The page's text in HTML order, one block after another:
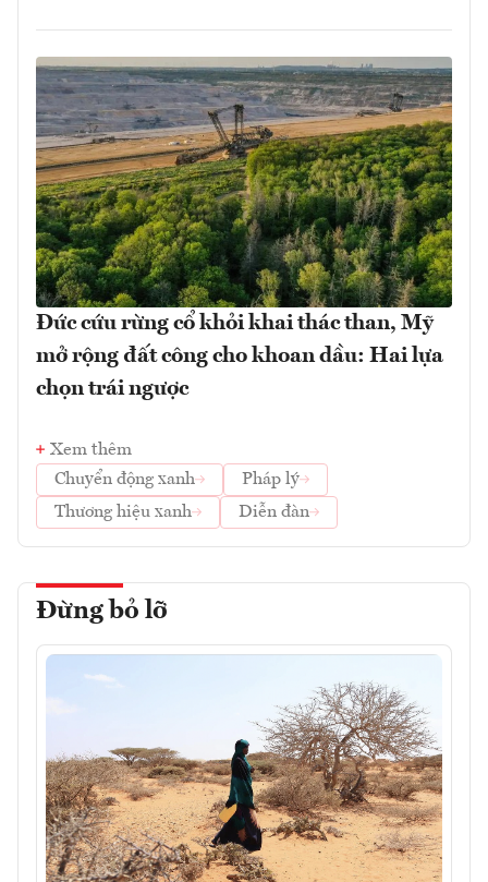
Đức cứu rừng cổ khỏi khai thác than, Mỹ
mở rộng đất công cho khoan dầu: Hai lựa
chọn trái ngược
Xem thêm
Chuyển động xanh
Pháp lý
Thương hiệu xanh
Diễn đàn
Đừng bỏ lỡ